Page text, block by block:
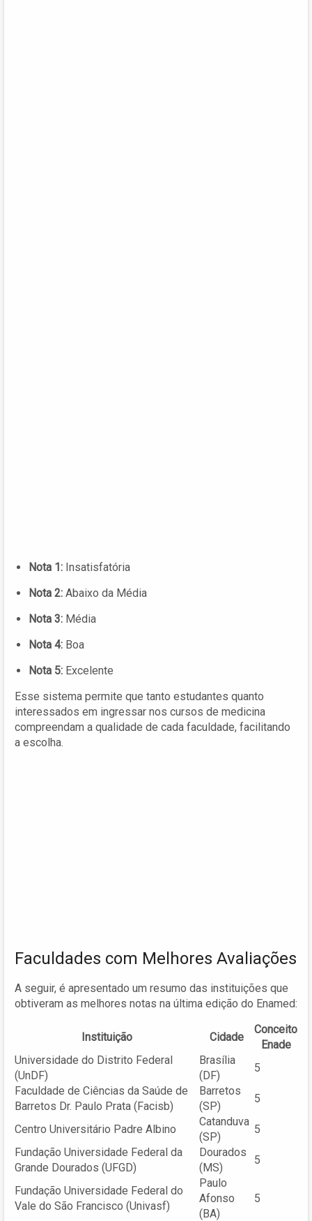
Nota 1: Insatisfatória
Nota 2: Abaixo da Média
Nota 3: Média
Nota 4: Boa
Nota 5: Excelente
Esse sistema permite que tanto estudantes quanto
interessados em ingressar nos cursos de medicina
compreendam a qualidade de cada faculdade, facilitando
a escolha.
Faculdades com Melhores Avaliações
A seguir, é apresentado um resumo das instituições que
obtiveram as melhores notas na última edição do Enamed:
Instituição Cidade
Conceito
Enade
Universidade do Distrito Federal
(UnDF)
Brasília
(DF)
5
Faculdade de Ciências da Saúde de
Barretos Dr. Paulo Prata (Facisb)
Barretos
(SP)
5
Centro Universitário Padre Albino
Catanduva
(SP)
5
Fundação Universidade Federal da
Grande Dourados (UFGD)
Dourados
(MS)
5
Fundação Universidade Federal do
Vale do São Francisco (Univasf)
Paulo
Afonso
(BA)
5